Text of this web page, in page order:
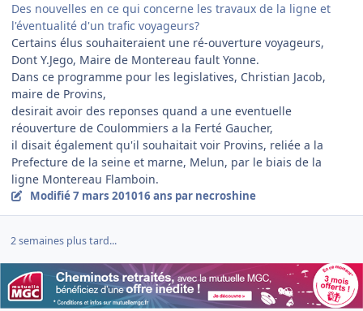
Des nouvelles en ce qui concerne les travaux de la ligne et
l'éventualité d'un trafic voyageurs?
Certains élus souhaiteraient une ré-ouverture voyageurs,
Dont Y.Jego, Maire de Montereau fault Yonne.
Dans ce programme pour les legislatives, Christian Jacob,
maire de Provins,
desirait avoir des reponses quand a une eventuelle
réouverture de Coulommiers a la Ferté Gaucher,
il disait également qu'il souhaitait voir Provins, reliée a la
Prefecture de la seine et marne, Melun, par le biais de la
ligne Montereau Flamboin.
Modifié7 mars 201016 ans par necroshine
2 semaines plus tard...